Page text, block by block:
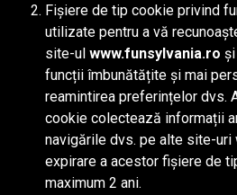
Fișiere de tip cookie privind
utilizate pentru a vă
site-ul www.funsylvania.ro
funcții îmbunătățite și mai
reamintirea preferințelor dvs.
cookie colectează informații
navigările dvs. pe alte site-uri
expirare a acestor fișiere de
maximum 2 ani.